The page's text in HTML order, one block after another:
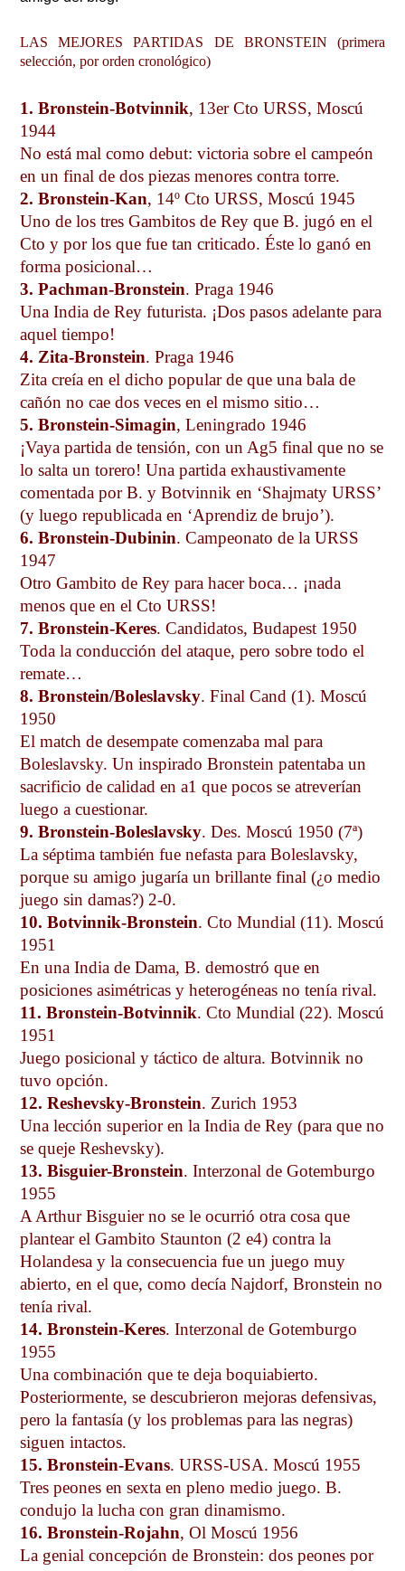
LAS MEJORES PARTIDAS DE BRONSTEIN (primera
selección, por orden cronológico)
1. Bronstein-Botvinnik, 13er Cto URSS, Moscú
1944
No está mal como debut: victoria sobre el campeón
en un final de dos piezas menores contra torre.
2. Bronstein-Kan, 14º Cto URSS, Moscú 1945
Uno de los tres Gambitos de Rey que B. jugó en el
Cto y por los que fue tan criticado. Éste lo ganó en
forma posicional…
3. Pachman-Bronstein. Praga 1946
Una India de Rey futurista. ¡Dos pasos adelante para
aquel tiempo!
4. Zita-Bronstein. Praga 1946
Zita creía en el dicho popular de que una bala de
cañón no cae dos veces en el mismo sitio…
5. Bronstein-Simagin, Leningrado 1946
¡Vaya partida de tensión, con un Ag5 final que no se
lo salta un torero! Una partida exhaustivamente
comentada por B. y Botvinnik en ‘Shajmaty URSS’
(y luego republicada en ‘Aprendiz de brujo’).
6. Bronstein-Dubinin. Campeonato de la URSS
1947
Otro Gambito de Rey para hacer boca… ¡nada
menos que en el Cto URSS!
7. Bronstein-Keres. Candidatos, Budapest 1950
Toda la conducción del ataque, pero sobre todo el
remate…
8. Bronstein/Boleslavsky. Final Cand (1). Moscú
1950
El match de desempate comenzaba mal para
Boleslavsky. Un inspirado Bronstein patentaba un
sacrificio de calidad en a1 que pocos se atreverían
luego a cuestionar.
9. Bronstein-Boleslavsky. Des. Moscú 1950 (7ª)
La séptima también fue nefasta para Boleslavsky,
porque su amigo jugaría un brillante final (¿o medio
juego sin damas?) 2-0.
10. Botvinnik-Bronstein. Cto Mundial (11). Moscú
1951
En una India de Dama, B. demostró que en
posiciones asimétricas y heterogéneas no tenía rival.
11. Bronstein-Botvinnik. Cto Mundial (22). Moscú
1951
Juego posicional y táctico de altura. Botvinnik no
tuvo opción.
12. Reshevsky-Bronstein. Zurich 1953
Una lección superior en la India de Rey (para que no
se queje Reshevsky).
13. Bisguier-Bronstein. Interzonal de Gotemburgo
1955
A Arthur Bisguier no se le ocurrió otra cosa que
plantear el Gambito Staunton (2 e4) contra la
Holandesa y la consecuencia fue un juego muy
abierto, en el que, como decía Najdorf, Bronstein no
tenía rival.
14. Bronstein-Keres. Interzonal de Gotemburgo
1955
Una combinación que te deja boquiabierto.
Posteriormente, se descubrieron mejoras defensivas,
pero la fantasía (y los problemas para las negras)
siguen intactos.
15. Bronstein-Evans. URSS-USA. Moscú 1955
Tres peones en sexta en pleno medio juego. B.
condujo la lucha con gran dinamismo.
16. Bronstein-Rojahn, Ol Moscú 1956
La genial concepción de Bronstein: dos peones por